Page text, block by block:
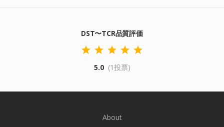
DST〜TCR品質評価
5.0 (1投票)
About